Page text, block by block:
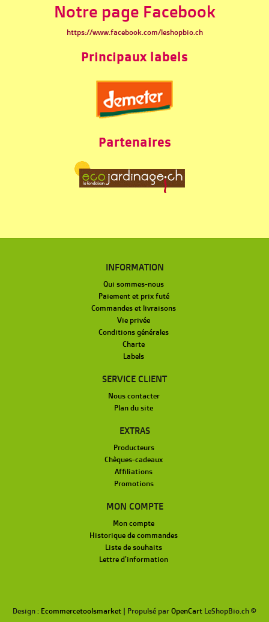
Notre page Facebook
https://www.facebook.com/leshopbio.ch
Principaux labels
Partenaires
INFORMATION
Qui sommes-nous
Paiement et prix futé
Commandes et livraisons
Vie privée
Conditions générales
Charte
Labels
SERVICE CLIENT
Nous contacter
Plan du site
EXTRAS
Producteurs
Chèques-cadeaux
Affiliations
Promotions
MON COMPTE
Mon compte
Historique de commandes
Liste de souhaits
Lettre d'information
Design : Ecommercetoolsmarket | Propulsé par OpenCart LeShopBio.ch ©